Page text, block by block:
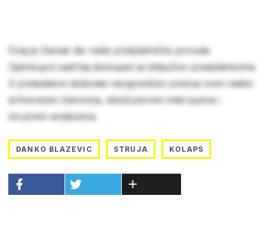
Ovaj je članak dio naše pretplatničke ponude.
Cjelokupni sadržaj dostupan je isključivo pretplatnicima.
S pretplatom dobivate neograničen pristup svim našim
arhiviranim člancima, ekskluzivnim intervjuima i
stručnim analizama.
DANKO BLAZEVIC STRUJA KOLAPS